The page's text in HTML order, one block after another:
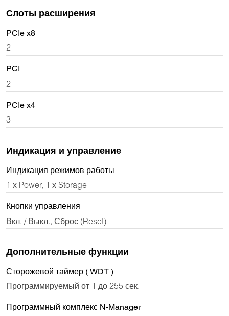
Слоты расширения
PCIe x8
2
PCI
2
PCIe x4
3
Индикация и управление
Индикация режимов работы
1 х Power, 1 х Storage
Кнопки управления
Вкл. / Выкл., Сброс (Reset)
Дополнительные функции
Сторожевой таймер ( WDT )
Программируемый от 1 до 255 сек.
Программный комплекс N-Manager